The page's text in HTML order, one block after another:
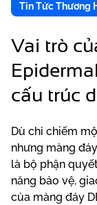
Tin Tức Thương
Vai trò
cấu trúc
Dù chỉ chiếm
nhưng màng
là bộ phận
năng bảo vệ,
của màng đáy